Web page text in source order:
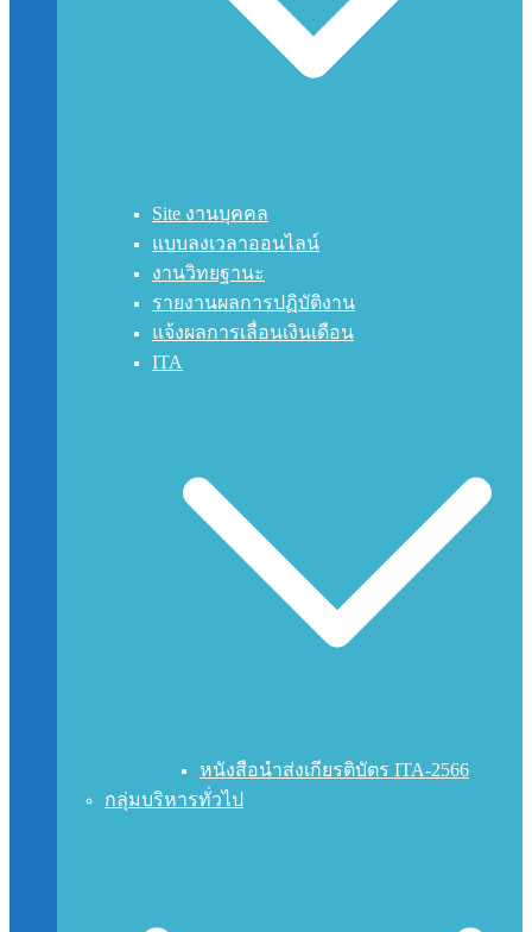
Site งานบุคคล
แบบลงเวลาออนไลน์
งานวิทยฐานะ
รายงานผลการปฏิบัติงาน
แจ้งผลการเลื่อนเงินเดือน
ITA
หนังสือนำส่งเกียรติบัตร ITA-2566
กลุ่มบริหารทั่วไป